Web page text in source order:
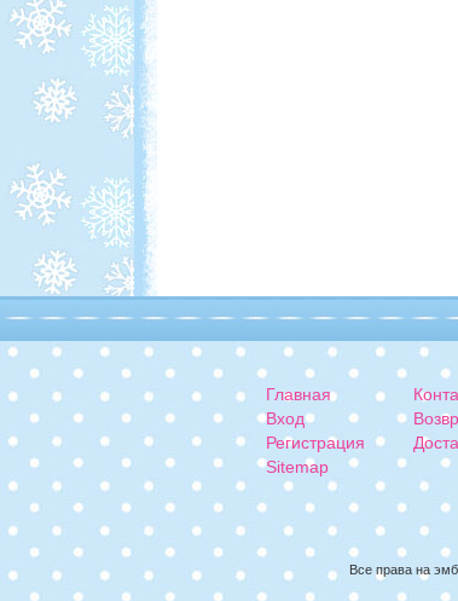
Главная
Вход
Регистрация
Sitemap
Все права на